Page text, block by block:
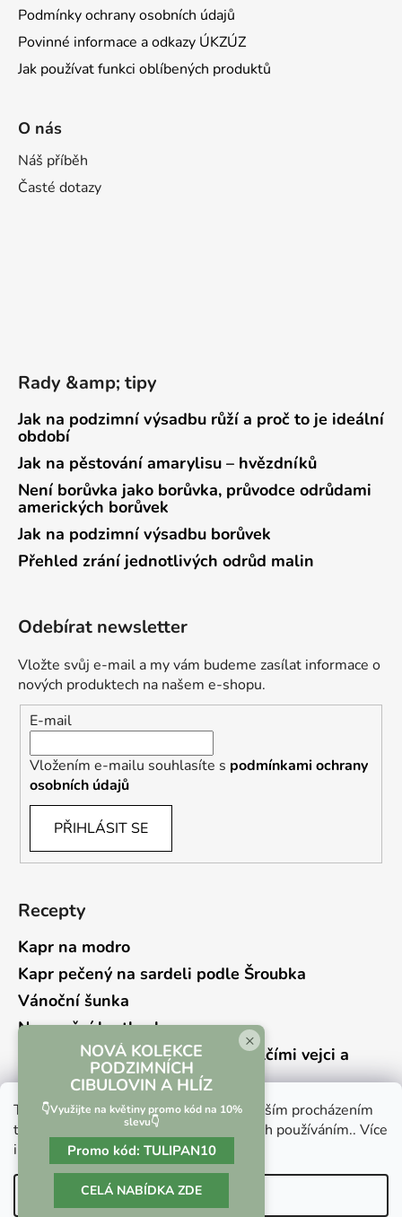
Tento web používá soubory cookie. Dalším procházením
tohoto webu vyjadřujete souhlas s jejich používáním.. Více
informacízde.
Nastavení
Podmínky ochrany osobních údajů
Povinné informace a odkazy ÚKZÚZ
Jak používat funkci oblíbených produktů
O nás
Náš příběh
Časté dotazy
Rady &amp; tipy
Jak na podzimní výsadbu růží a proč to je ideální
období
Jak na pěstování amarylisu – hvězdníků
Není borůvka jako borůvka, průvodce odrůdami
amerických borůvek
Jak na podzimní výsadbu borůvek
Přehled zrání jednotlivých odrůd malin
Odebírat newsletter
Vložte svůj e-mail a my vám budeme zasílat informace o
nových produktech na našem e-shopu.
E-mail
Vložením e-mailu souhlasíte s podmínkami ochrany
osobních údajů
PŘIHLÁSIT SE
Recepty
Kapr na modro
Kapr pečený na sardeli podle Šroubka
Vánoční šunka
Novoroční hrstkovka
Lehký bramborový salát s křepelčími vejci a
kyselou okurkou
Vrácení zboží a reklamace Kontaktní formulář
×
NOVÁ KOLEKCE
PODZIMNÍCH
CIBULOVIN A HLÍZ
👇Využijte na květiny promo kód na 10%
slevu👇
Promo kód: TULIPAN10
CELÁ NABÍDKA ZDE